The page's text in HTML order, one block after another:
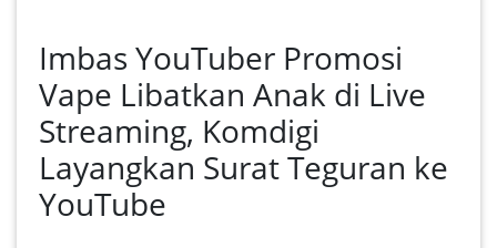
Imbas YouTuber Promosi
Vape Libatkan Anak di Live
Streaming, Komdigi
Layangkan Surat Teguran ke
YouTube